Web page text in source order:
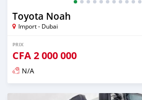
Toyota Noah
Import - Dubai
PRIX
CFA2 000 000
N/A
Publié il y a plus de 2 ans